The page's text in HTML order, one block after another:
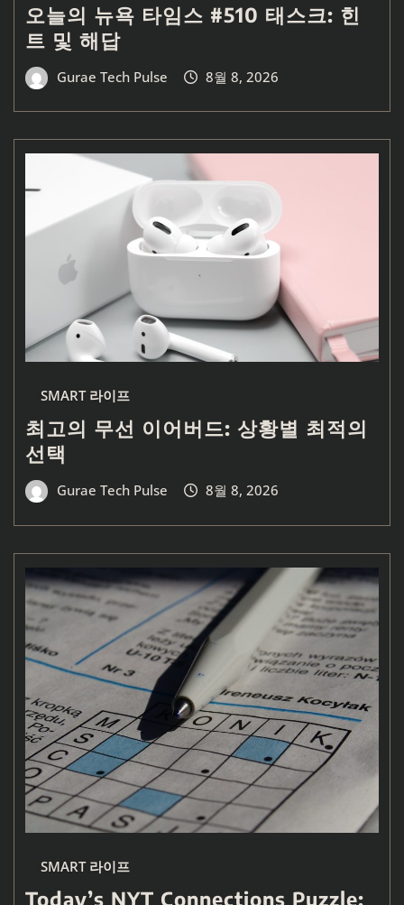
오늘의 뉴욕 타임스 #510 태스크: 힌
트 및 해답
Gurae Tech Pulse 8월 8, 2026
SMART 라이프
최고의 무선 이어버드: 상황별 최적의
선택
Gurae Tech Pulse 8월 8, 2026
SMART 라이프
Today’s NYT Connections Puzzle: